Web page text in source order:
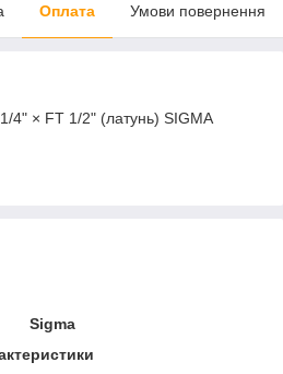
Оплата Умови повернення
4" × FT 1/2" (латунь) SIGMA
Sigma